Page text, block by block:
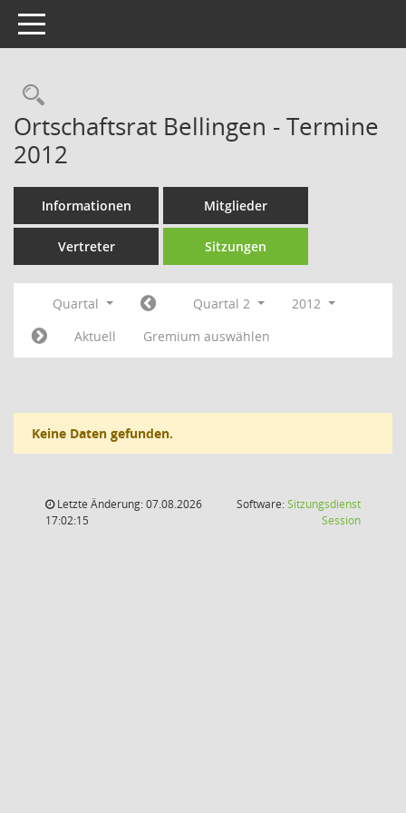
Toggle navigation
Rechercheauswahl
Ortschaftsrat Bellingen - Termine
2012
Informationen Mitglieder
Vertreter Sitzungen
Quartal Quartal 2
2012
Aktuell
Gremium auswählen
Keine Daten gefunden.
Letzte Änderung: 07.08.2026
17:02:15
Software:Sitzungsdienst
Session(Wird in